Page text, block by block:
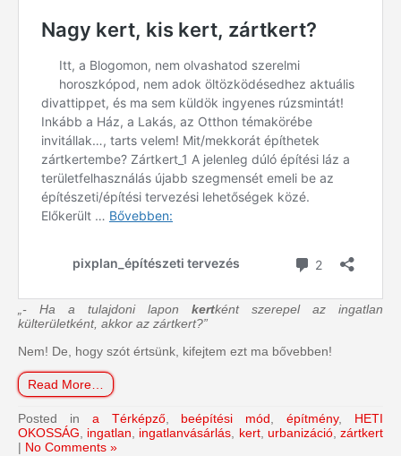
„- Ha a tulajdoni lapon kertként szerepel az ingatlan
külterületként, akkor az zártkert?”
Nem! De, hogy szót értsünk, kifejtem ezt ma bővebben!
Read More…
Posted in a Térképző, beépítési mód,építmény, HETI
OKOSSÁG, ingatlan, ingatlanvásárlás, kert, urbanizáció,zártkert
| No Comments »